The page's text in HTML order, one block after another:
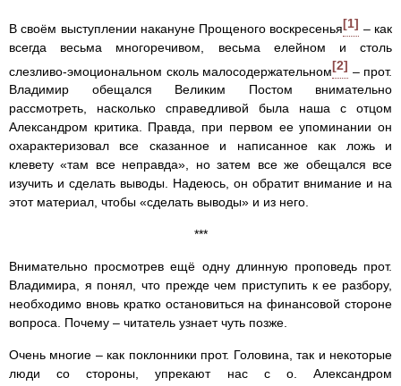
В своём выступлении накануне Прощеного воскресенья[1] – как
всегда весьма многоречивом, весьма елейном и столь
слезливо-эмоциональном сколь малосодержательном[2] – прот.
Владимир обещался Великим Постом внимательно
рассмотреть, насколько справедливой была наша с отцом
Александром критика. Правда, при первом ее упоминании он
охарактеризовал все сказанное и написанное как ложь и
клевету «там все неправда», но затем все же обещался все
изучить и сделать выводы. Надеюсь, он обратит внимание и на
этот материал, чтобы «сделать выводы» и из него.
***
Внимательно просмотрев ещё одну длинную проповедь прот.
Владимира, я понял, что прежде чем приступить к ее разбору,
необходимо вновь кратко остановиться на финансовой стороне
вопроса. Почему – читатель узнает чуть позже.
Очень многие – как поклонники прот. Головина, так и некоторые
люди со стороны, упрекают нас с о. Александром